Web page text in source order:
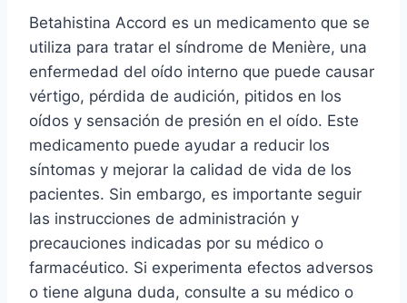
Betahistina Accord es un medicamento que se
utiliza para tratar el síndrome de Menière, una
enfermedad del oído interno que puede causar
vértigo, pérdida de audición, pitidos en los
oídos y sensación de presión en el oído. Este
medicamento puede ayudar a reducir los
síntomas y mejorar la calidad de vida de los
pacientes. Sin embargo, es importante seguir
las instrucciones de administración y
precauciones indicadas por su médico o
farmacéutico. Si experimenta efectos adversos
o tiene alguna duda, consulte a su médico o